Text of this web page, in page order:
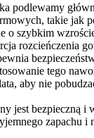
podlewamy
takie jak
o szybkim
rozcieńczenia
tego
aby nie
jest bezpieczną i
zapachu i